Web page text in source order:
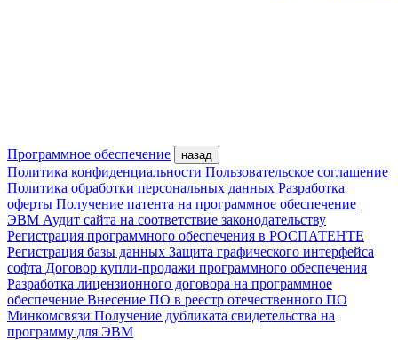
Программное обеспечение назад
Политика конфиденциальности Пользовательское соглашение
Политика обработки персональных данных Разработка
оферты Получение патента на программное обеспечение
ЭВМ Аудит сайта на соответствие законодательству
Регистрация программного обеспечения в РОСПАТЕНТЕ
Регистрация базы данных Защита графического интерфейса
софта Договор купли-продажи программного обеспечения
Разработка лицензионного договора на программное
обеспечение Внесение ПО в реестр отечественного ПО
Минкомсвязи Получение дубликата свидетельства на
программу для ЭВМ